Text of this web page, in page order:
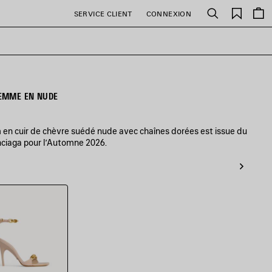
SERVICE CLIENT CONNEXION Rechercher
EN NUDE
en cuir de chèvre suédé nude avec chaînes dorées est issue du
pour l’Automne 2026.